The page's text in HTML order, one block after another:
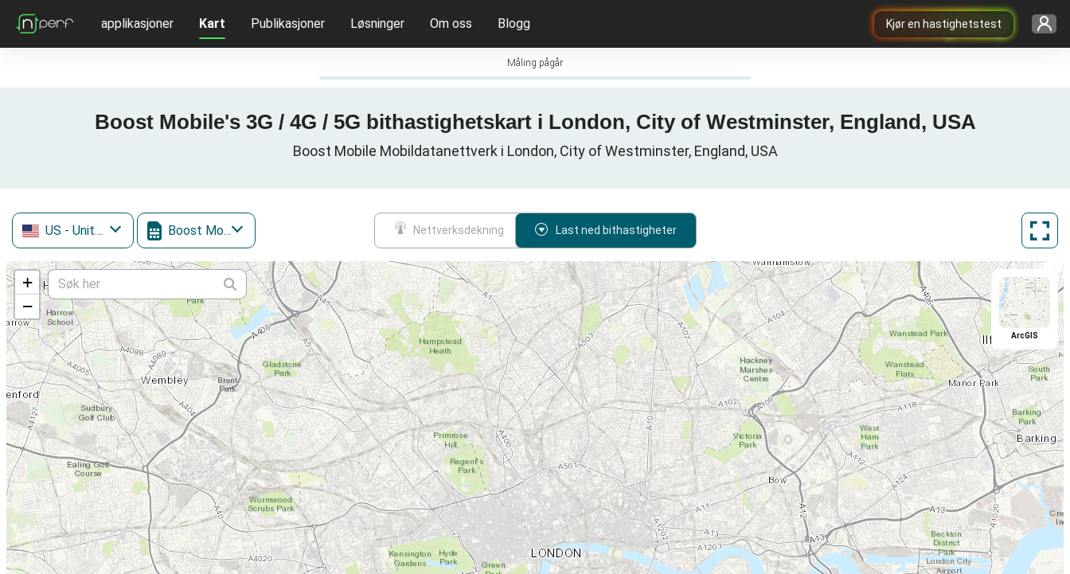
Kjør en hastighetstest
applikasjoner Kart Publikasjoner Løsninger Om oss Blogg
Måling pågår
Boost Mobile's 3G / 4G / 5G bithastighetskart i London, City of Westminster, England, USA
Boost Mobile Mobildatanettverk i London, City of Westminster, England, USA
US - United States Boost Mobile Nettverksdekning Last ned bithastigheter
+
−
ArcGIS